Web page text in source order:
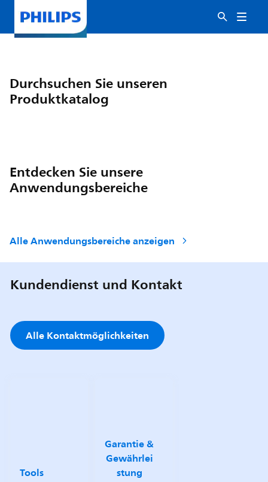
Durchsuchen Sie unseren
Produktkatalog
Entdecken Sie unsere
Anwendungsbereiche
Alle Anwendungsbereiche anzeigen
Kundendienst und Kontakt
Alle Kontaktmöglichkeiten
Tools
Garantie &
Gewährlei
stung